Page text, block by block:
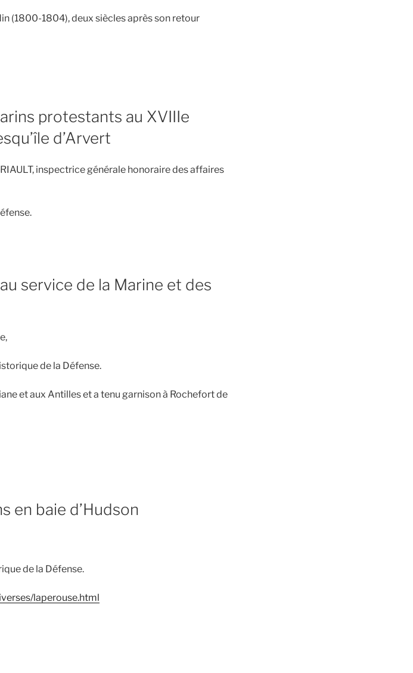
(1800-1804), deux siècles après son retour
protestants au XVIIIe
d’Arvert
inspectrice générale honoraire des affaires
service de la Marine et des
de la Défense.
et aux Antilles et a tenu garnison à Rochefort de
en baie d’Hudson
de la Défense.
laperouse.html